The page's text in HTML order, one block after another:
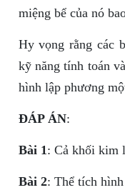
miệng bể của nó
Hy vọng rằng các
kỹ năng tính toán
hình lập phương
ĐÁP ÁN:
Bài 1: Cả khối kim
Bài 2: Thể tích